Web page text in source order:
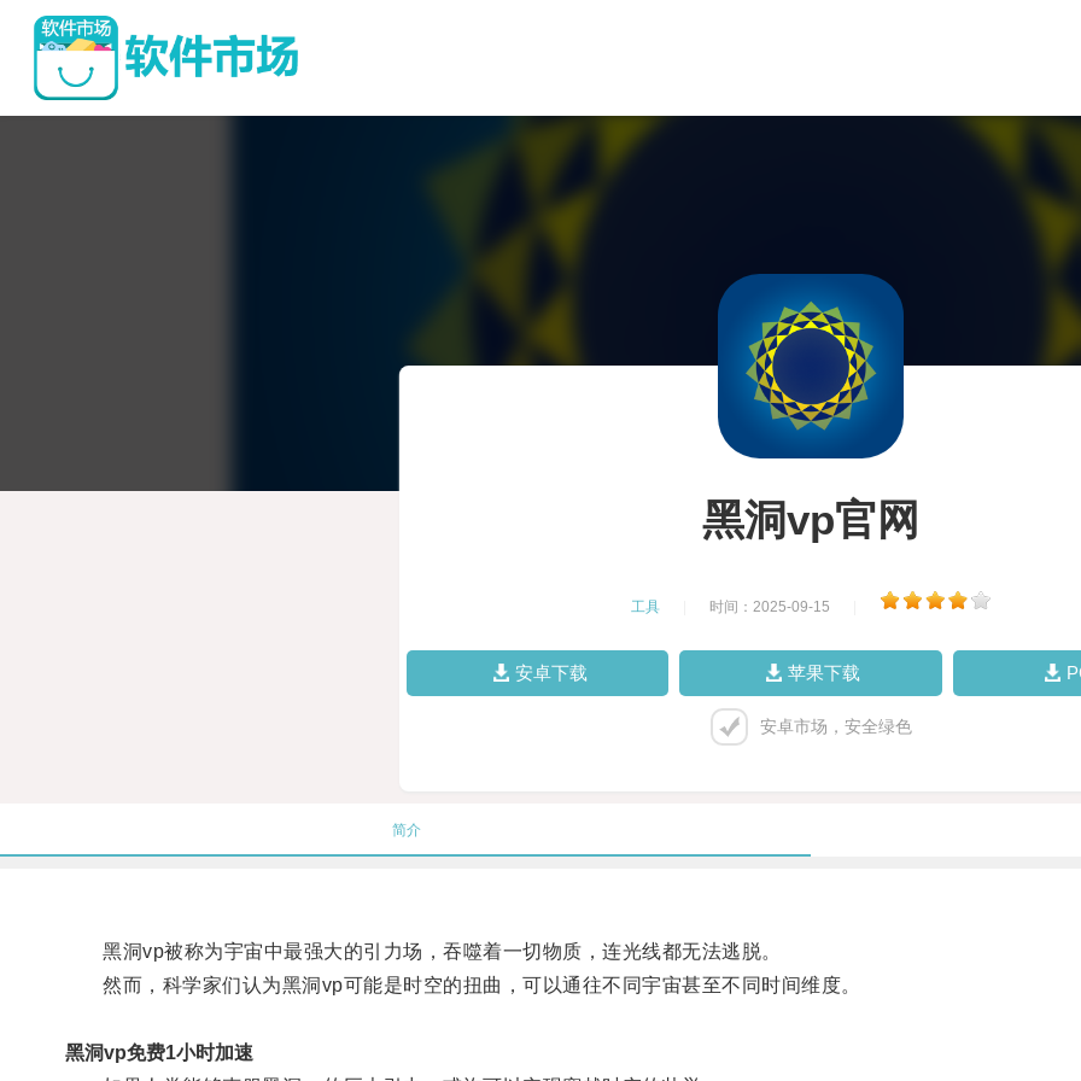
黑洞vp官网
工具 时间：2025-09-15
安卓下载 苹果下载
安卓市场，安全绿色
简介
黑洞vp被称为宇宙中最强大的引力场，吞噬着一切物质，连光线都无法逃脱。
然而，科学家们认为黑洞vp可能是时空的扭曲，可以通往不同宇宙甚至不同时间维度。
黑洞vp免费1小时加速